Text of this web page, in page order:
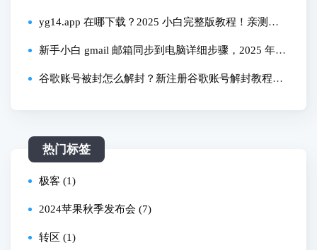
办？怎样设置中文？
yg14.app 在哪下载？2025 小白完整版教程！亲测能
成
新手小白 gmail 邮箱同步到电脑详细步骤，2025 年亲
测有效！
谷歌账号被封怎么解封？新注册谷歌账号解封教程看
热门标签
极客 (1)
2024苹果秋季发布会 (7)
转区 (1)